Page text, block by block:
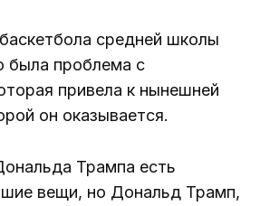
средней школы
была проблема с
привела к нынешней
он оказывается.
Трампа есть
вещи, но Дональд Трамп,